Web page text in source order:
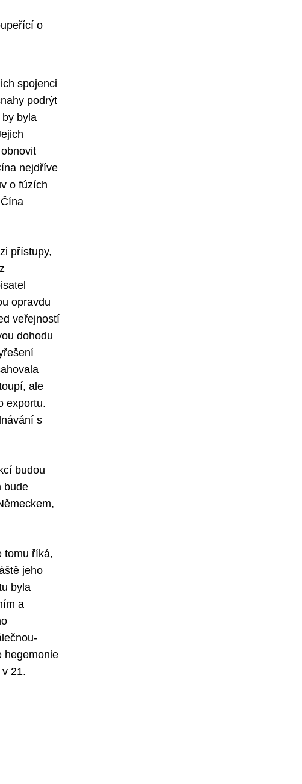
o
spojenci
podrýt
byla
nejdříve
o fúzích
přístupy,
opravdu
veřejností
dohodu
ale
exportu.
s
budou
bude
tomu říká,
jeho
byla
a
hegemonie
21.